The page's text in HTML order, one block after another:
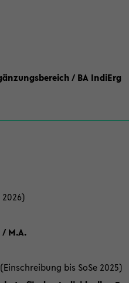
/ BA IndiErg
M.A.
bis SoSe 2025)